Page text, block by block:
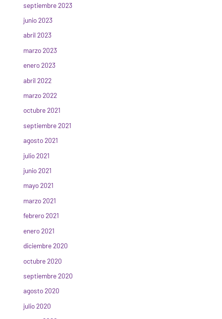
septiembre 2023
junio 2023
abril 2023
marzo 2023
enero 2023
abril 2022
marzo 2022
octubre 2021
septiembre 2021
agosto 2021
julio 2021
junio 2021
mayo 2021
marzo 2021
febrero 2021
enero 2021
diciembre 2020
octubre 2020
septiembre 2020
agosto 2020
julio 2020